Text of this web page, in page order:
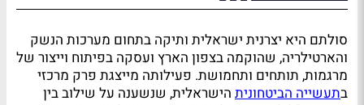
סולתם היא יצרנית ישראלית ותיקה בתחום מערכות הנשק
והארטילריה, שהוקמה בצפון הארץ ועסקה בפיתוח וייצור של
מרגמות, תותחים ותחמושת. פעילותה מייצגת פרק מרכזי
בתעשייה הביטחונית הישראלית, שנשענה על שילוב בין